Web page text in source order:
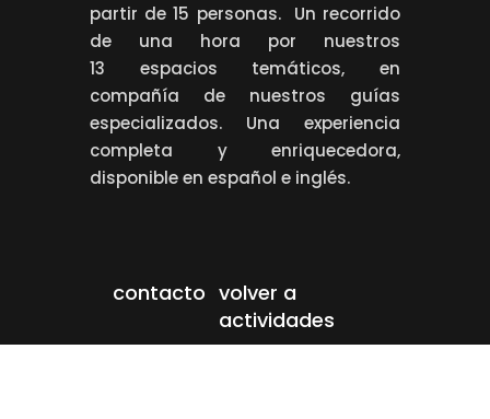
partir de 15 personas. Un recorrido
de una hora por nuestros
13 espacios temáticos, en
compañía de nuestros guías
especializados. Una experiencia
completa y enriquecedora,
disponible en español e inglés.
contacto volver a
actividades